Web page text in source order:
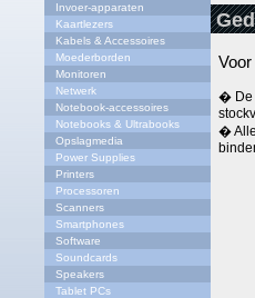
Invoer-apparaten
Kaartlezers
Kabels & Accessoires
Moederborden
Monitoren
Netwerk
Notebook-accessoires
Notebooks & Ultrabooks
Opslagmedia
Power Supplies
Printers
Processoren
Scanners
Smartphones
Software
Soundcards
Speakers
Tablet PCs
� De
�